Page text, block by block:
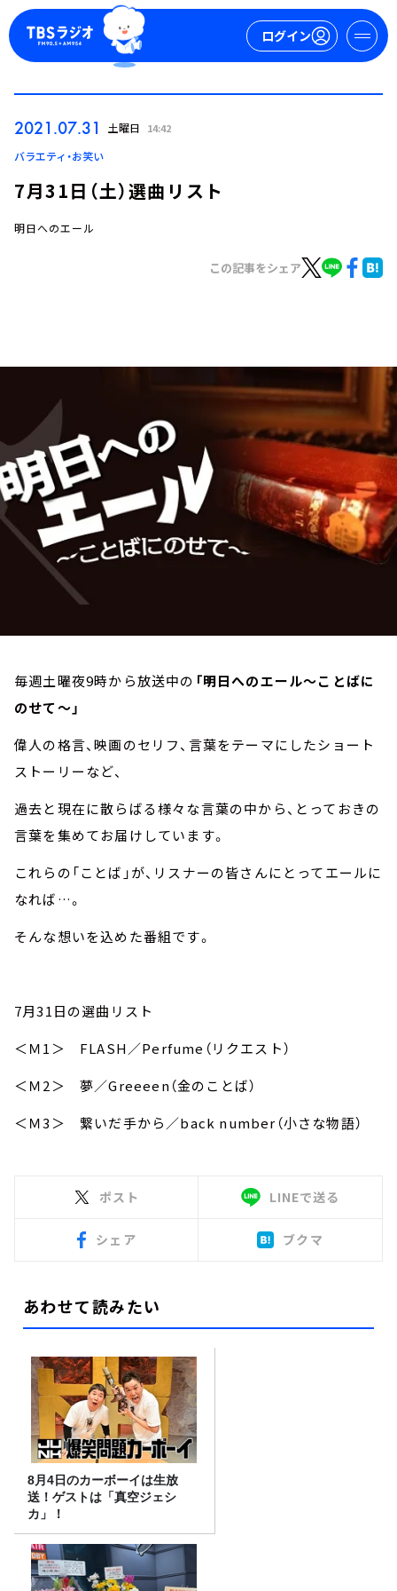
ログイン
ログイン
トピックス
お知らせ
イベント・グッズ
YouTube
会社情報
2021.07.31 土曜日 14:42
バラエティ・お笑い
7月31日（土）選曲リスト
明日へのエール
この記事をシェア
毎週土曜夜9時から放送中の 「明日へのエール～ことばに
のせて～」
偉人の格言、映画のセリフ、言葉をテーマにしたショート
ストーリーなど、
過去と現在に散らばる様々な言葉の中から、とっておきの
言葉を集めてお届けしています。
これらの「ことば」が、リスナーの皆さんにとってエールに
なれば…。
そんな想いを込めた番組です。
7月31日の選曲リスト
＜Ｍ1＞ FLASH／Perfume（リクエスト）
＜Ｍ2＞ 夢／Greeeen（金のことば）
＜Ｍ3＞ 繋いだ手から／back number（小さな物語）
ポスト LINEで送る
シェア ブクマ
あわせて読みたい
8月4日のカーボーイは生放
送！ゲストは「真空ジェシ
カ」！